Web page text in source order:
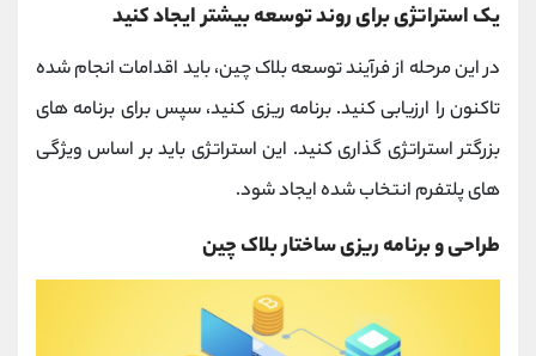
یک استراتژی برای روند توسعه بیشتر ایجاد کنید
در این مرحله از فرآیند توسعه بلاک چین، باید اقدامات انجام شده
تاکنون را ارزیابی کنید. برنامه ریزی کنید، سپس برای برنامه های
بزرگتر استراتژی گذاری کنید. این استراتژی باید بر اساس ویژگی
های پلتفرم انتخاب شده ایجاد شود.
طراحی و برنامه ریزی ساختار بلاک چین